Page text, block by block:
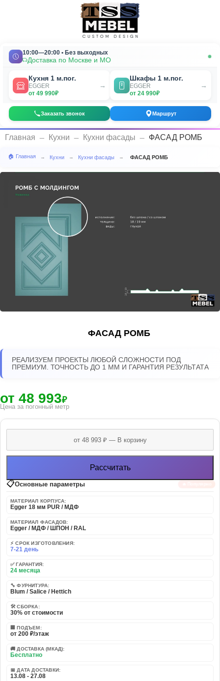
10:00—20:00 • Без выходных
Доставка по Москве и МО
Кухня 1 м.пог.
EGGER
от 49 990₽
→
Шкафы 1 м.пог.
EGGER
от 24 990₽
→
Заказать звонок Маршрут
Главная Кухни Кухни фасады ФАСАД РОМБ
🏠 Главная → Кухни → Кухни фасады → ФАСАД РОМБ
ФАСАД РОМБ
РЕАЛИЗУЕМ ПРОЕКТЫ ЛЮБОЙ СЛОЖНОСТИ ПОД
ПРЕМИУМ. ТОЧНОСТЬ ДО 1 ММ И ГАРАНТИЯ РЕЗУЛЬТАТА
от 48 993₽
Цена за погонный метр
Рассчитать
📋Основные параметры
МАТЕРИАЛ КОРПУСА:
Egger 18 мм PUR / МДФ
МАТЕРИАЛ ФАСАДОВ:
Egger / МДФ / ШПОН / RAL
⚡ СРОК ИЗГОТОВЛЕНИЯ:
7-21 день
✅ ГАРАНТИЯ:
24 месяца
🔧 ФУРНИТУРА:
Blum / Salice / Hettich
🛠️ СБОРКА:
30% от стоимости
🏢 ПОДЪЕМ:
от 200 ₽/этаж
🚚 ДОСТАВКА (МКАД):
Бесплатно
📅 ДАТА ДОСТАВКИ:
13.08 - 27.08